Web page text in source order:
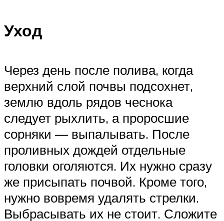
Уход
Через день после полива, когда
верхний слой почвы подсохнет,
землю вдоль рядов чеснока
следует рыхлить, а проросшие
сорняки — выпалывать. После
проливных дождей отдельные
головки оголяются. Их нужно сразу
же присыпать почвой. Кроме того,
нужно вовремя удалять стрелки.
Выбрасывать их не стоит. Сложите